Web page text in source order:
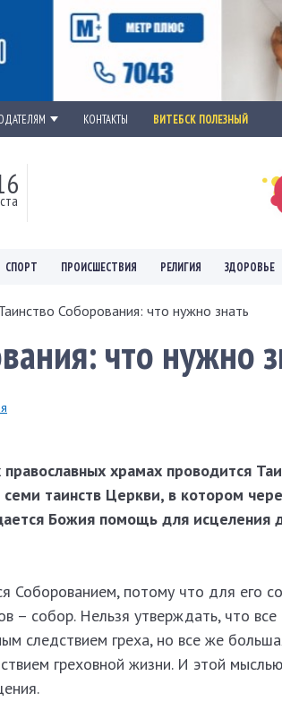
КОНТАКТЫ ВИТЕБСК ПОЛЕЗНЫЙ
СПОРТ ПРОИСШЕСТВИЯ РЕЛИГИЯ ЗДОРОВЬЕ
Соборования: что нужно знать
что нужно
храмах проводится
таинств Церкви, в котором
Божия помощь для исцеления
Соборованием, потому что для его
– собор. Нельзя утверждать, что
следствием греха, но все же
греховной жизни. И этой